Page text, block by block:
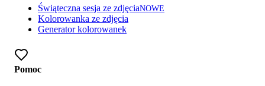
Świąteczna sesja ze zdjęciaNOWE
Kolorowanka ze zdjęcia
Generator kolorowanek
Pomoc